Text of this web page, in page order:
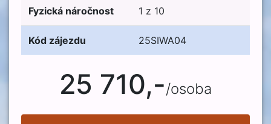
Fyzická náročnost 1 z 10
Kód zájezdu 25SIWA04
25 710,-/osoba